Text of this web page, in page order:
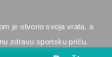
je otvorio svoja vrata, a
zdravu sportsku priču.